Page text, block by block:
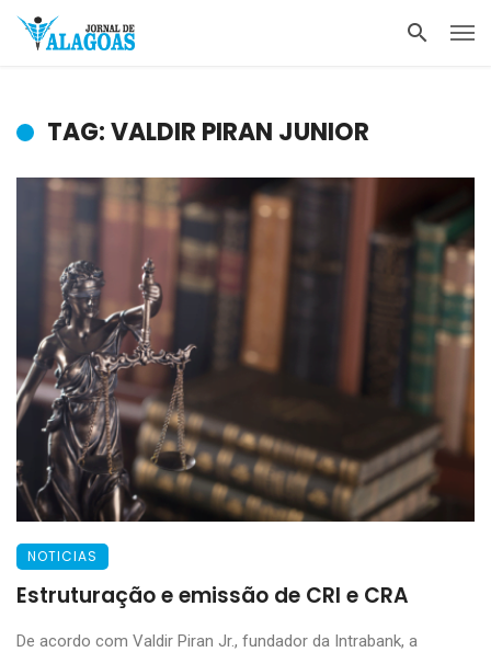
TAG: VALDIR PIRAN JUNIOR
NOTICIAS
Estruturação e emissão de CRI e CRA
De acordo com Valdir Piran Jr., fundador da Intrabank, a